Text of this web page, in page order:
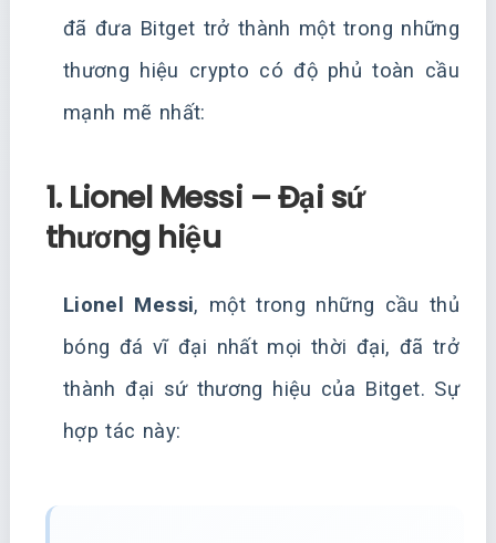
đã đưa Bitget trở thành một trong những
thương hiệu crypto có độ phủ toàn cầu
mạnh mẽ nhất:
1. Lionel Messi – Đại sứ
thương hiệu
Lionel Messi, một trong những cầu thủ
bóng đá vĩ đại nhất mọi thời đại, đã trở
thành đại sứ thương hiệu của Bitget. Sự
hợp tác này: